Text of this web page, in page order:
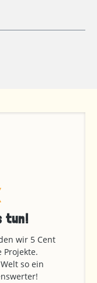
tun!
wir 5 Cent
so ein